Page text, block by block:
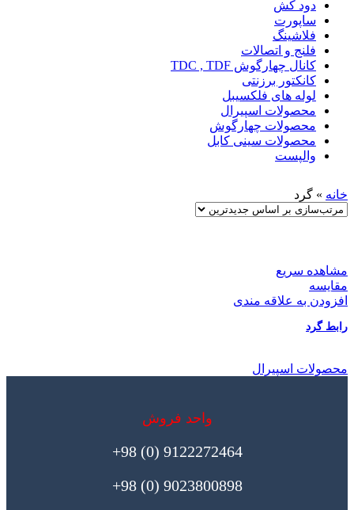
دود کش
ساپورت
فلاشینگ
فلنج و اتصالات
کانال چهارگوش TDC , TDF
کانکتور برزنتی
لوله های فلکسیبل
محصولات اسپیرال
محصولات چهارگوش
محصولات سینی کابل
والپست
خانه » گرد
مشاهده سریع
مقایسه
افزودن به علاقه مندی
رابط گرد
محصولات اسپیرال
واحد فروش
9122272464 (0) 98+
9023800898 (0) 98+